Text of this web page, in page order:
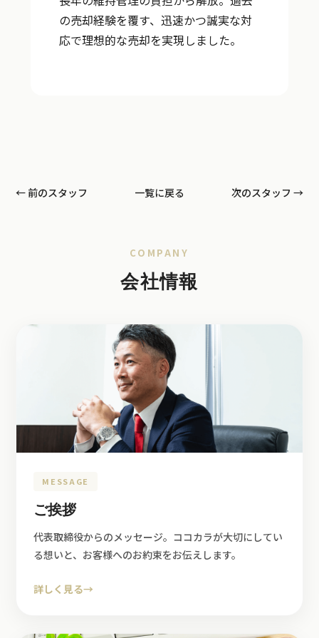
の売却経験を覆す、迅速かつ誠実な対
応で理想的な売却を実現しました。
← 前のスタッフ 一覧に戻る 次のスタッフ →
COMPANY
会社情報
MESSAGE
ご挨拶
代表取締役からのメッセージ。ココカラが大切にしてい
る想いと、お客様へのお約束をお伝えします。
詳しく見る→